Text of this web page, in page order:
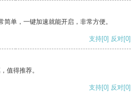
简单，一键加速就能开启，非常方便。
支持[0] 反对[0]
值得推荐。
支持[0] 反对[0]